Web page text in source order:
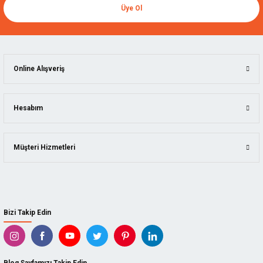
Üye Ol
Bizi Takip Edin
Online Alışveriş
Hesabım
Müşteri Hizmetleri